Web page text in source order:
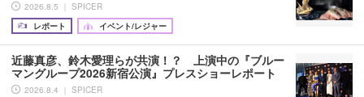
2026.8.5 ｜ SPICER
レポート
イベント/レジャー
近藤真彦、鈴木愛理らが共演！？ 上演中の『ブルー
マングループ2026新宿公演』プレスショーレポート
2026.8.4 ｜ SPICER